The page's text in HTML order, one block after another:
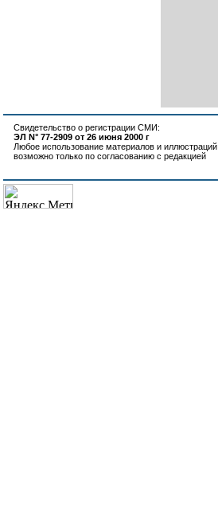
Свидетельство о регистрации СМИ:
ЭЛ N° 77-2909 от 26 июня 2000 г
Любое использование материалов и иллюстраций
возможно только по согласованию с редакцией